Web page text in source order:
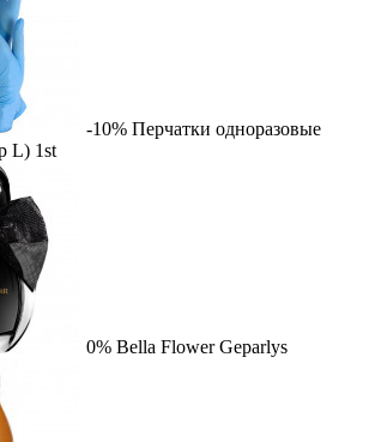
-10% Перчатки одноразовые
L) 1st
0% Bella Flower Geparlys